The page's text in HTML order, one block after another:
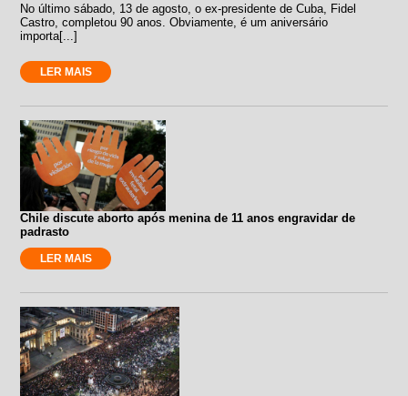
No último sábado, 13 de agosto, o ex-presidente de Cuba, Fidel
Castro, completou 90 anos. Obviamente, é um aniversário
importa[...]
LER MAIS
Chile discute aborto após menina de 11 anos engravidar de
padrasto
LER MAIS